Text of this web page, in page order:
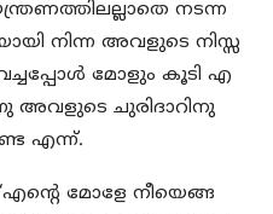
നടന്ന
നിന്ന അവളുടെ നിസ്സ
മോളും കൂടി എ
അവളുടെ ചുരിദാറിനു
എന്ന്.
മോളേ നീയെങ്ങ